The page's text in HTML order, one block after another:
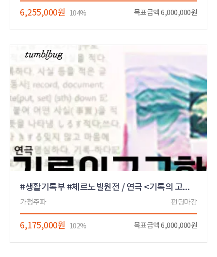
6,255,000원 104% 목표금액 6,000,000원
#생활기록부 #체르노빌원전 / 연극 <기록의 고고학>
가청주파 펀딩마감
6,175,000원 102% 목표금액 6,000,000원